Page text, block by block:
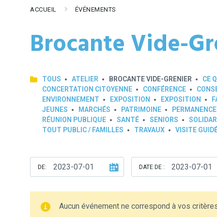
ACCUEIL ÉVÉNEMENTS
Brocante Vide-
TOUS ATELIER BROCANTE VIDE-GRENIER CE
CONCERTATION CITOYENNE
CONFÉRENCE
ENVIRONNEMENT
EXPOSITION EXPOSITION
JEUNES
MARCHÉS PATRIMOINE
RÉUNION PUBLIQUE
SANTÉ SENIORS
TOUT PUBLIC / FAMILLES
TRAVAUX VISITE
DE: DATE DE :
Aucun événement ne correspond à vos